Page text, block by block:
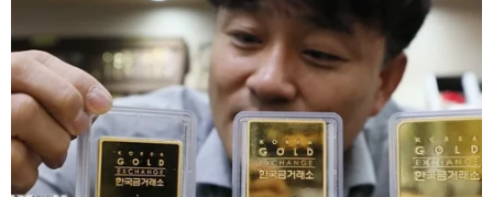
19 đối tượng cùng tang vật vụ án. (Ảnh do công an cung cấp).
Ngày 14/6, Công an tỉnh Lào Cai thông tin, cơ
quan đã chỉ đạo các phòng nghiệp vụ đột nhập
kiểm tra khách sạn Sông Hồng View (tại
phường Lào Cai), kịp thời ngăn chặn, bắt giữ 19